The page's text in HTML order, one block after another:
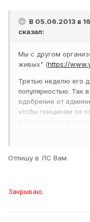
В 05.06.2013 в
сказал:
Мы с другом
живых" (https://
Третью неделю его
популярностью. Так
одобрение от
чтобы гонщикам за
голды или
Отпишу в ЛС Вам.
Закрываю.